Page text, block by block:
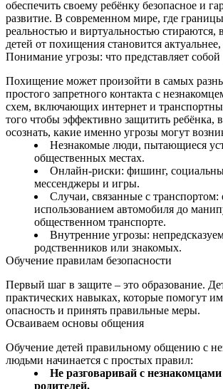
обеспечить своему ребёнку безопасное и
развитие. В современном мире, где
реальностью и виртуальностью стираются,
детей от похищения становится
Понимание угрозы: что представляет
Похищение может произойти в самых
простого запретного контакта с
схем, включающих интернет и
того чтобы эффективно защитить ребёнка,
осознать, какие именно угрозы могут
Незнакомые люди, пытающиеся
общественных местах.
Онлайн‑риски: фишинг,
мессенджеры и игры.
Случаи, связанные с транспортом:
использованием автомобиля до
общественном транспорте.
Внутренние угрозы:
родственников или знакомых.
Обучение правилам безопасности
Первый шаг в защите – это образование.
практических навыках, которые помогут им
опасность и принять правильные меры.
Осваиваем основы общения
Обучение детей правильному общению с
людьми начинается с простых правил:
Не разговаривай с незнакомцами
родителей.